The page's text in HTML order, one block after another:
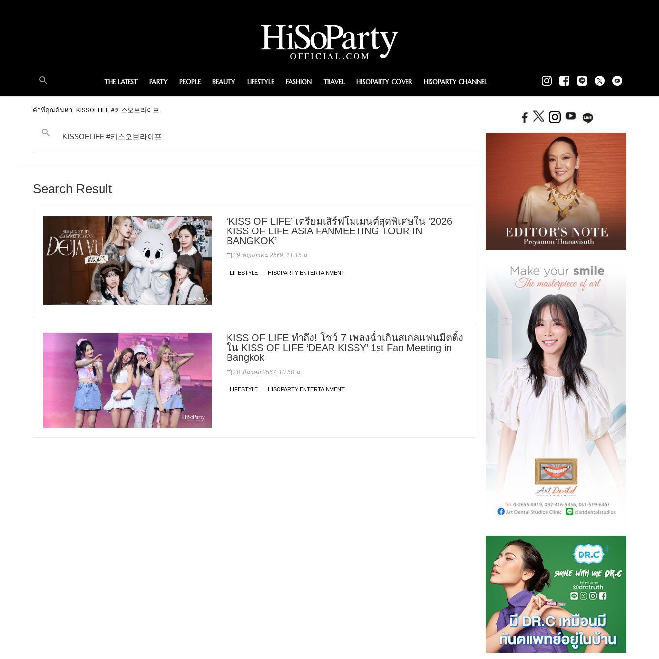
THE LATEST PARTY PEOPLE BEAUTY LIFESTYLE FASHION TRAVEL HISOPARTY COVER HISOPARTY CHANNEL
คำที่คุณค้นหา : KISSOFLIFE #키스오브라이프
Search Result
‘KISS OF LIFE’ เตรียมเสิร์ฟโมเมนต์สุดพิเศษใน ‘2026
KISS OF LIFE ASIA FANMEETING TOUR IN
BANGKOK’
29 พฤษภาคม 2569, 11:15 น.
LIFESTYLE HISOPARTY ENTERTAINMENT
KISS OF LIFE ทำถึง! โชว์ 7 เพลงฉ่ำเกินสเกลแฟนมีตติ้ง
ใน KISS OF LIFE ‘DEAR KISSY’ 1st Fan Meeting in
Bangkok
20 มีนาคม 2567, 10:50 น.
LIFESTYLE HISOPARTY ENTERTAINMENT